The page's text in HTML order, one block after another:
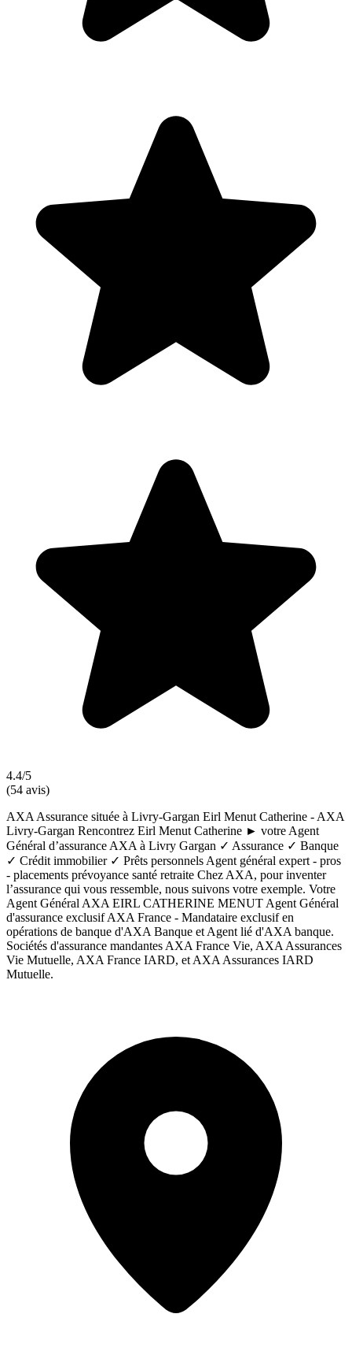
4.4/5
(54 avis)
AXA Assurance située à Livry-Gargan Eirl Menut Catherine - AXA
Livry-Gargan Rencontrez Eirl Menut Catherine ► votre Agent
Général d’assurance AXA à Livry Gargan ✓ Assurance ✓ Banque
✓ Crédit immobilier ✓ Prêts personnels Agent général expert - pros
- placements prévoyance santé retraite Chez AXA, pour inventer
l’assurance qui vous ressemble, nous suivons votre exemple. Votre
Agent Général AXA EIRL CATHERINE MENUT Agent Général
d'assurance exclusif AXA France - Mandataire exclusif en
opérations de banque d'AXA Banque et Agent lié d'AXA banque.
Sociétés d'assurance mandantes AXA France Vie, AXA Assurances
Vie Mutuelle, AXA France IARD, et AXA Assurances IARD
Mutuelle.